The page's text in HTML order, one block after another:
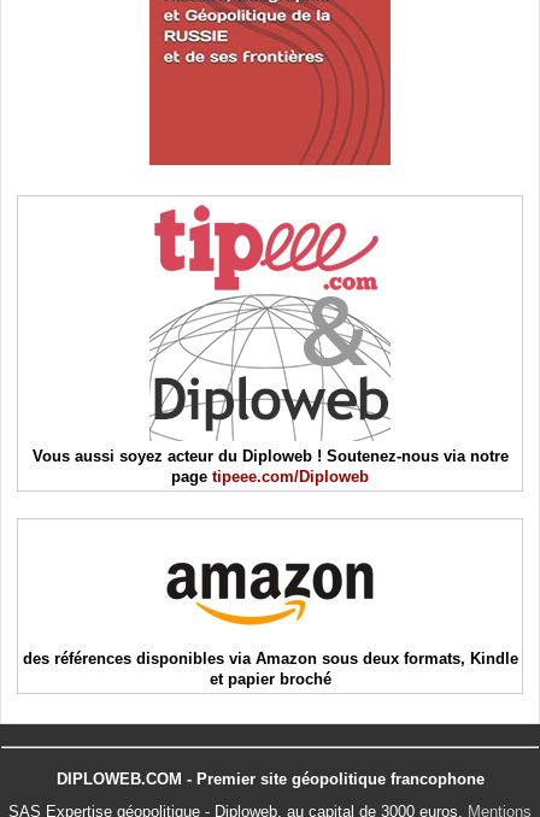
Vous aussi soyez acteur du Diploweb ! Soutenez-nous via notre
page tipeee.com/Diploweb
des références disponibles via Amazon sous deux formats, Kindle
et papier broché
DIPLOWEB.COM - Premier site géopolitique francophone
SAS Expertise géopolitique - Diploweb, au capital de 3000 euros. Mentions